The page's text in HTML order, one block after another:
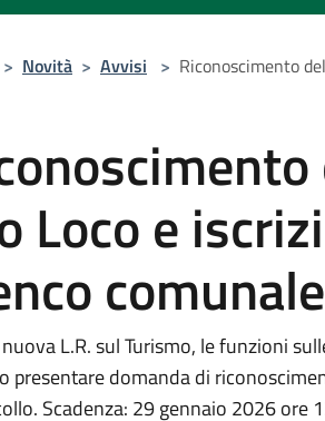
> Novità > Avvisi > Riconoscimento
Loco e
comunale
L.R. sul Turismo, le funzioni
presentare domanda di
Scadenza: 29 gennaio 2026 ore